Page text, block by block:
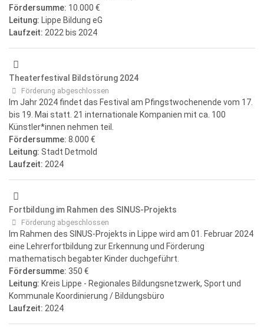
Fördersumme: 10.000 €
Leitung: Lippe Bildung eG
Laufzeit: 2022 bis 2024
Theaterfestival Bildstörung 2024
Förderung abgeschlossen
Im Jahr 2024 findet das Festival am Pfingstwochenende vom 17.
bis 19. Mai statt. 21 internationale Kompanien mit ca. 100
Künstler*innen nehmen teil.
Fördersumme: 8.000 €
Leitung: Stadt Detmold
Laufzeit: 2024
Fortbildung im Rahmen des SINUS-Projekts
Förderung abgeschlossen
Im Rahmen des SINUS-Projekts in Lippe wird am 01. Februar 2024
eine Lehrerfortbildung zur Erkennung und Förderung
mathematisch begabter Kinder duchgeführt.
Fördersumme: 350 €
Leitung: Kreis Lippe - Regionales Bildungsnetzwerk, Sport und
Kommunale Koordinierung / Bildungsbüro
Laufzeit: 2024